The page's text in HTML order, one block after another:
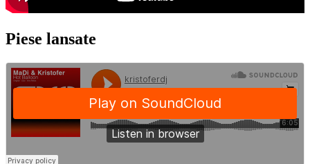
Piese lansate